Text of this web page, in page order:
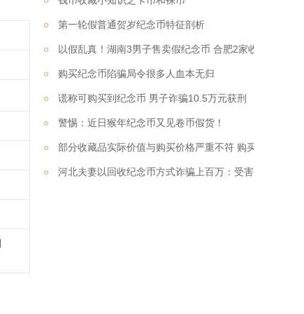
第一轮假普通贺岁纪念币特征剖析
购买纪念币陷骗局令很多人血本无归
谎称可购买到纪念币 男子诈骗10.5万元获刑
警惕：近日猴年纪念币又见卷币假货！